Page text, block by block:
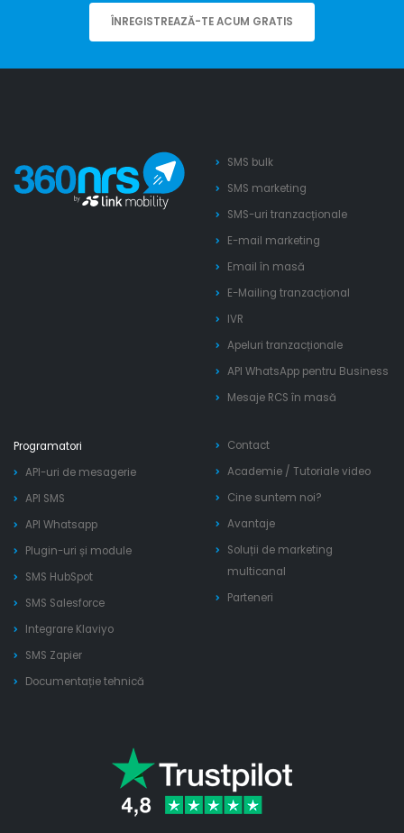
ÎNREGISTREAZĂ-TE ACUM GRATIS
SMS bulk
SMS marketing
SMS-uri tranzacționale
E-mail marketing
Email în masă
E-Mailing tranzacțional
IVR
Apeluri tranzacționale
API WhatsApp pentru Business
Mesaje RCS în masă
Programatori
API-uri de mesagerie
API SMS
API Whatsapp
Plugin-uri și module
SMS HubSpot
SMS Salesforce
Integrare Klaviyo
SMS Zapier
Documentație tehnică
Contact
Academie / Tutoriale video
Cine suntem noi?
Avantaje
Soluții de marketing
multicanal
Parteneri